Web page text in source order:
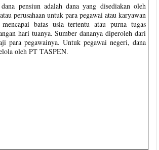
dana pensiun adalah dana yang disediakan oleh
perusahaan untuk para pegawai atau karyawan
batas usia tertentu atau purna tugas
hari tuanya. Sumber dananya diperoleh dari
para pegawainya. Untuk pegawai negeri, dana
oleh PT TASPEN.